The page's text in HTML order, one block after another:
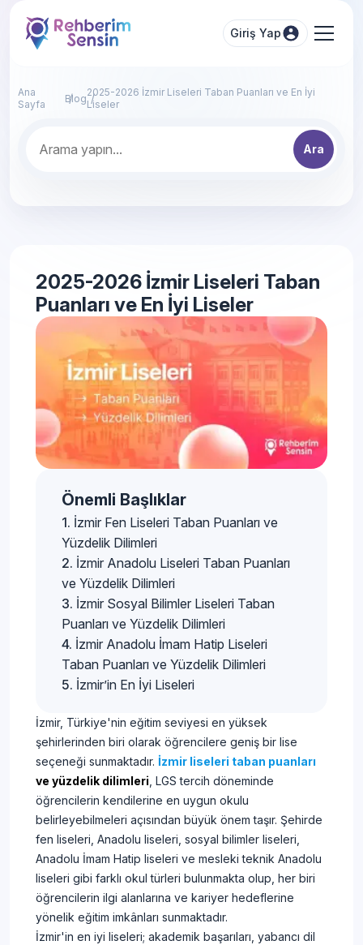
Giriş Yap
Ana
Sayfa
Blog2025-2026 İzmir Liseleri Taban Puanları ve En İyi
Liseler
Ara
2025-2026 İzmir Liseleri Taban
Puanları ve En İyi Liseler
Önemli Başlıklar
İzmir Fen Liseleri Taban Puanları ve
Yüzdelik Dilimleri
İzmir Anadolu Liseleri Taban Puanları
ve Yüzdelik Dilimleri
İzmir Sosyal Bilimler Liseleri Taban
Puanları ve Yüzdelik Dilimleri
İzmir Anadolu İmam Hatip Liseleri
Taban Puanları ve Yüzdelik Dilimleri
İzmir’in En İyi Liseleri
İzmir, Türkiye'nin eğitim seviyesi en yüksek
şehirlerinden biri olarak öğrencilere geniş bir lise
seçeneği sunmaktadır. İzmir liseleri taban puanları
ve yüzdelik dilimleri , LGS tercih döneminde
öğrencilerin kendilerine en uygun okulu
belirleyebilmeleri açısından büyük önem taşır. Şehirde
fen liseleri, Anadolu liseleri, sosyal bilimler liseleri,
Anadolu İmam Hatip liseleri ve mesleki teknik Anadolu
liseleri gibi farklı okul türleri bulunmakta olup, her biri
öğrencilerin ilgi alanlarına ve kariyer hedeflerine
yönelik eğitim imkânları sunmaktadır.
İzmir'in en iyi liseleri; akademik başarıları, yabancı dil